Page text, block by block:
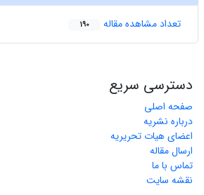
تعداد مشاهده مقاله 190
دسترسی سریع
صفحه اصلی
درباره نشریه
اعضای هیات تحریریه
ارسال مقاله
تماس با ما
نقشه سایت